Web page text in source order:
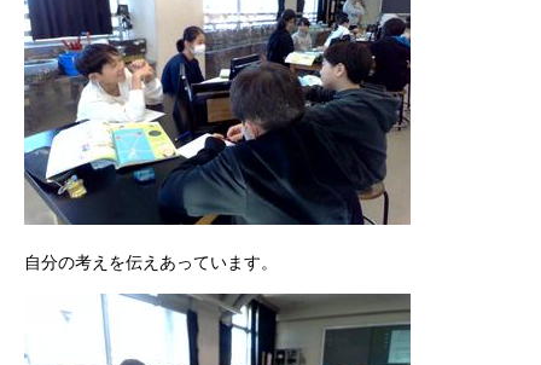
自分の考えを伝えあっています。